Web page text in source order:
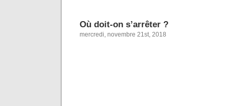
Où doit-on s’arrêter ?
mercredi, novembre 21st, 2018